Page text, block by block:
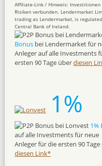
Affiliate-Link / Hinweis:
Risiken verbunden. Lendermarket
trading as Lendermarket, is
Central Bank of Ireland.
Bonus bei Lendermarket für
Anleger auf alle Investments
ersten 90 Tage überdiesen
1%
1%
auf alle Investments für neue
Anleger für die ersten 90
diesen Link*